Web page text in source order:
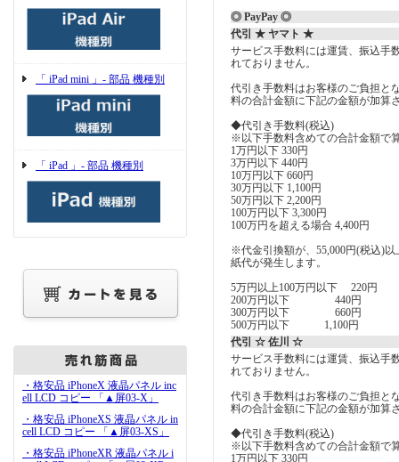
「 iPad mini 」- 部品 機種別
「 iPad 」- 部品 機種別
・格安品 iPhoneX 液晶パネル inc
ell LCD コピー 「▲屏03-X」
・格安品 iPhoneXS 液晶パネル in
cell LCD コピー 「▲屏03-XS」
・格安品 iPhoneXR 液晶パネル i
◎ PayPay ◎
代引 ★ ヤマト ★
サービス手数料には運賃、振込手
れておりません。
代引き手数料はお客様のご負担と
料の合計金額に下記の金額が加算
◆代引き手数料(税込)
※以下手数料含めての合計金額で
1万円以下 330円
3万円以下 440円
10万円以下 660円
30万円以下 1,100円
50万円以下 2,200円
100万円以下 3,300円
100万円を超える場合 4,400円
※代金引換額が、55,000円(税込)
紙代が発生します。
5万円以上100万円以下 220円
200万円以下 440円
300万円以下 660円
500万円以下 1,100円
代引 ☆ 佐川 ☆
サービス手数料には運賃、振込手
れておりません。
代引き手数料はお客様のご負担と
料の合計金額に下記の金額が加算
◆代引き手数料(税込)
※以下手数料含めての合計金額で
1万円以下 330円